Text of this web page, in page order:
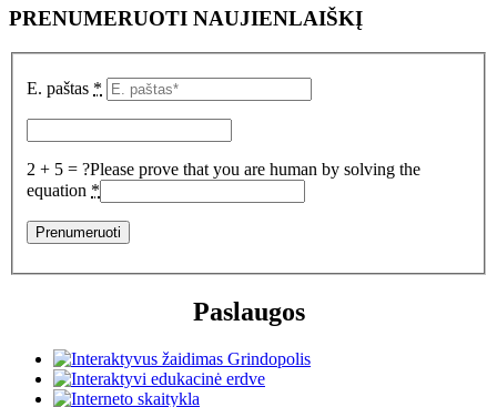
PRENUMERUOTI NAUJIENLAIŠKĮ
E. paštas *
2 + 5 = ?Please prove that you are human by solving the
equation *
Paslaugos